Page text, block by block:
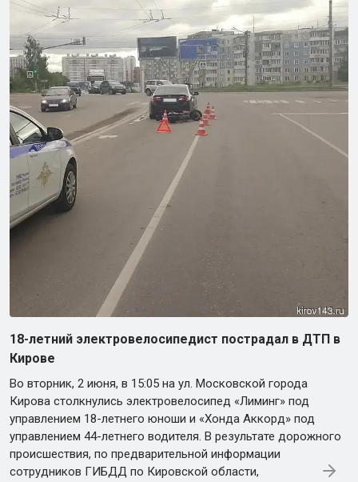
18-летний электровелосипедист пострадал в ДТП в
Кирове
Во вторник, 2 июня, в 15:05 на ул. Московской города
Кирова столкнулись электровелосипед «Лиминг» под
управлением 18-летнего юноши и «Хонда Аккорд» под
управлением 44-летнего водителя. В результате дорожного
происшествия, по предварительной информации
сотрудников ГИБДД по Кировской области,